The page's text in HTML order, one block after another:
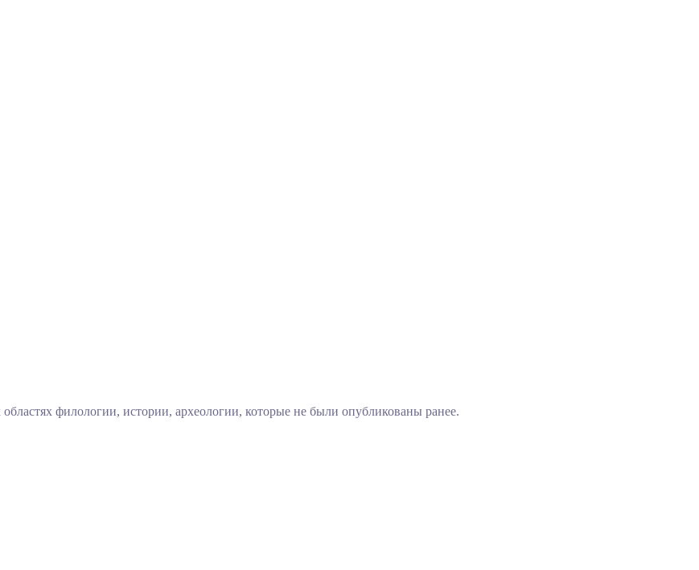
филологии, истории, археологии, которые не были опубликованы ранее.